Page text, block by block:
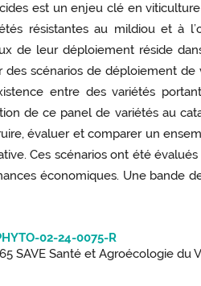
est un enjeu clé en
résistantes au mildiou et
de leur déploiement réside
scénarios de déploiement
entre des variétés
de ce panel de variétés au
évaluer et comparer un
Ces scénarios ont été
économiques. Une bande
02-24-0075-R
SAVE Santé et Agroécologie